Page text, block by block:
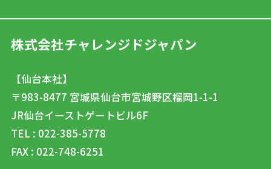
株式会社チャレンジドジャパン
【仙台本社】
〒983-8477 宮城県仙台市宮城野区榴岡1-1-1
JR仙台イーストゲートビル6F
TEL : 022-385-5778
FAX : 022-748-6251